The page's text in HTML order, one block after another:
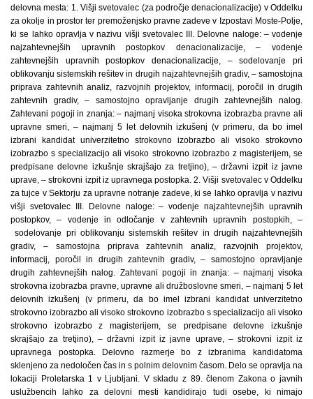
delovna mesta: 1. Višji svetovalec (za področje denacionalizacije) v Oddelku
za okolje in prostor ter premoženjsko pravne zadeve v Izpostavi Moste-Polje,
ki se lahko opravlja v nazivu višji svetovalec III. Delovne naloge: – vodenje
najzahtevnejših upravnih postopkov denacionalizacije, – vodenje
zahtevnejših upravnih postopkov denacionalizacije, – sodelovanje pri
oblikovanju sistemskih rešitev in drugih najzahtevnejših gradiv, – samostojna
priprava zahtevnih analiz, razvojnih projektov, informacij, poročil in drugih
zahtevnih gradiv, – samostojno opravljanje drugih zahtevnejših nalog.
Zahtevani pogoji in znanja: – najmanj visoka strokovna izobrazba pravne ali
upravne smeri, – najmanj 5 let delovnih izkušenj (v primeru, da bo imel
izbrani kandidat univerzitetno strokovno izobrazbo ali visoko strokovno
izobrazbo s specializacijo ali visoko strokovno izobrazbo z magisterijem, se
predpisane delovne izkušnje skrajšajo za tretjino), – državni izpit iz javne
uprave, – strokovni izpit iz upravnega postopka. 2. Višji svetovalec v Oddelku
za tujce v Sektorju za upravne notranje zadeve, ki se lahko opravlja v nazivu
višji svetovalec III. Delovne naloge: – vodenje najzahtevnejših upravnih
postopkov, – vodenje in odločanje v zahtevnih upravnih postopkih, –
sodelovanje pri oblikovanju sistemskih rešitev in drugih najzahtevnejših
gradiv, – samostojna priprava zahtevnih analiz, razvojnih projektov,
informacij, poročil in drugih zahtevnih gradiv, – samostojno opravljanje
drugih zahtevnejših nalog. Zahtevani pogoji in znanja: – najmanj visoka
strokovna izobrazba pravne, upravne ali družboslovne smeri, – najmanj 5 let
delovnih izkušenj (v primeru, da bo imel izbrani kandidat univerzitetno
strokovno izobrazbo ali visoko strokovno izobrazbo s specializacijo ali visoko
strokovno izobrazbo z magisterijem, se predpisane delovne izkušnje
skrajšajo za tretjino), – državni izpit iz javne uprave, – strokovni izpit iz
upravnega postopka. Delovno razmerje bo z izbranima kandidatoma
sklenjeno za nedoločen čas in s polnim delovnim časom. Delo se opravlja na
lokaciji Proletarska 1 v Ljubljani. V skladu z 89. členom Zakona o javnih
uslužbencih lahko za delovni mesti kandidirajo tudi osebe, ki nimajo